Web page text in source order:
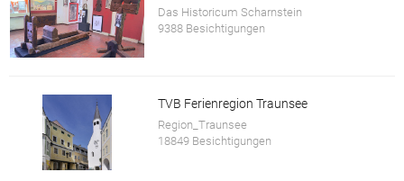
Das Historicum Scharnstein
9388 Besichtigungen
TVB Ferienregion Traunsee
Region_Traunsee
18849 Besichtigungen